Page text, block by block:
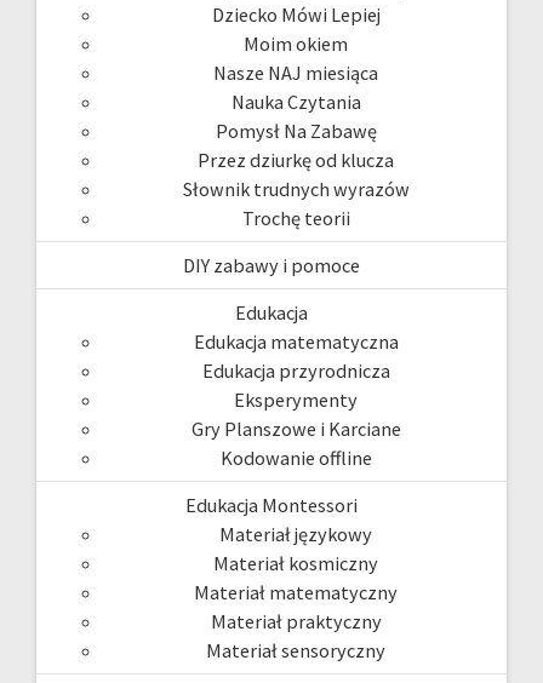
Dziecko Mówi Lepiej
Moim okiem
Nasze NAJ miesiąca
Nauka Czytania
Pomysł Na Zabawę
Przez dziurkę od klucza
Słownik trudnych wyrazów
Trochę teorii
DIY zabawy i pomoce
Edukacja
Edukacja matematyczna
Edukacja przyrodnicza
Eksperymenty
Gry Planszowe i Karciane
Kodowanie offline
Edukacja Montessori
Materiał językowy
Materiał kosmiczny
Materiał matematyczny
Materiał praktyczny
Materiał sensoryczny